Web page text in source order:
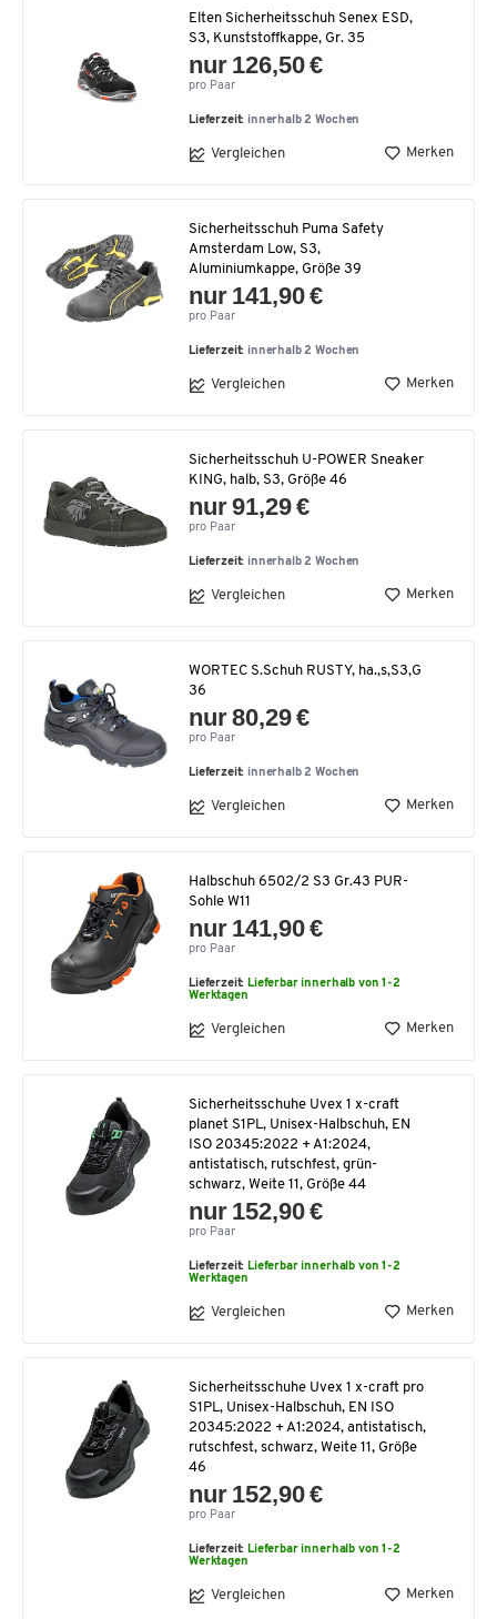
Elten Sicherheitsschuh Senex ESD,
S3, Kunststoffkappe, Gr. 35
nur 126,50 €
pro Paar
Lieferzeit: innerhalb 2 Wochen
Vergleichen Merken
Sicherheitsschuh Puma Safety
Amsterdam Low, S3,
Aluminiumkappe, Größe 39
nur 141,90 €
pro Paar
Lieferzeit: innerhalb 2 Wochen
Vergleichen Merken
Sicherheitsschuh U-POWER Sneaker
KING, halb, S3, Größe 46
nur 91,29 €
pro Paar
Lieferzeit: innerhalb 2 Wochen
Vergleichen Merken
WORTEC S.Schuh RUSTY, ha.,s,S3,G
36
nur 80,29 €
pro Paar
Lieferzeit: innerhalb 2 Wochen
Vergleichen Merken
Halbschuh 6502/2 S3 Gr.43 PUR-
Sohle W11
nur 141,90 €
pro Paar
Lieferzeit: Lieferbar innerhalb von 1-2
Werktagen
Vergleichen Merken
Sicherheitsschuhe Uvex 1 x-craft
planet S1PL, Unisex-Halbschuh, EN
ISO 20345:2022 + A1:2024,
antistatisch, rutschfest, grün-
schwarz, Weite 11, Größe 44
nur 152,90 €
pro Paar
Lieferzeit: Lieferbar innerhalb von 1-2
Werktagen
Vergleichen Merken
Sicherheitsschuhe Uvex 1 x-craft pro
S1PL, Unisex-Halbschuh, EN ISO
20345:2022 + A1:2024, antistatisch,
rutschfest, schwarz, Weite 11, Größe
46
nur 152,90 €
pro Paar
Lieferzeit: Lieferbar innerhalb von 1-2
Werktagen
Vergleichen Merken